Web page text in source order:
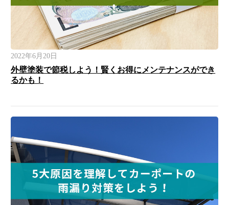
2022年6月20日
外壁塗装で節税しよう！賢くお得にメンテナンスができ
るかも！